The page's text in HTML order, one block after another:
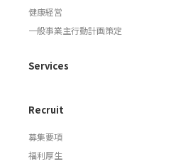
健康経営
一般事業主行動計画策定
Services
Recruit
募集要項
福利厚生